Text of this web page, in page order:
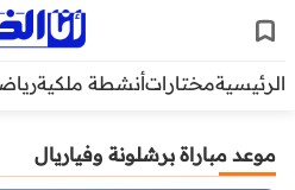
الرئيسيةمختاراتأنشطة ملكية
موعد مباراة برشلونة وفياريال